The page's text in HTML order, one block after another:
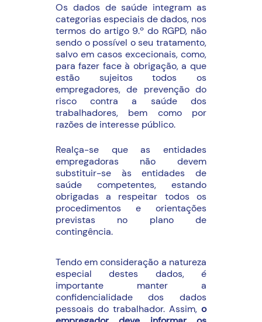
Os dados de saúde integram as
categorias especiais de dados, nos
termos do artigo 9.º do RGPD, não
sendo o possível o seu tratamento,
salvo em casos excecionais, como,
para fazer face à obrigação, a que
estão sujeitos todos os
empregadores, de prevenção do
risco contra a saúde dos
trabalhadores, bem como por
razões de interesse público.
Realça-se que as entidades
empregadoras não devem
substituir-se às entidades de
saúde competentes, estando
obrigadas a respeitar todos os
procedimentos e orientações
previstas no plano de
contingência.
Tendo em consideração a natureza
especial destes dados, é
importante manter a
confidencialidade dos dados
pessoais do trabalhador. Assim, o